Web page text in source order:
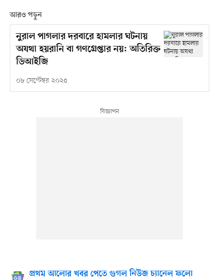
আরও পড়ুন
নুরাল পাগলার দরবারে হামলার ঘটনায়
অযথা হয়রানি বা গণগ্রেপ্তার নয়: অতিরিক্ত
ডিআইজি
০৮ সেপ্টেম্বর ২০২৫
প্রথম আলোর খবর পেতে গুগল নিউজ চ্যানেল ফলো